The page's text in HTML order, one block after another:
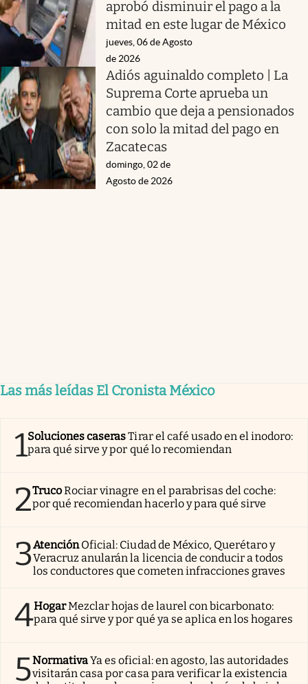
aprobó disminuir el pago a la
mitad en este lugar de México
jueves, 06 de Agosto
de 2026
Adiós aguinaldo completo | La
Suprema Corte aprueba un
cambio que deja a pensionados
con solo la mitad del pago en
Zacatecas
domingo, 02 de
Agosto de 2026
Las más leídas El Cronista México
1Soluciones caserasTirar el café usado en el inodoro:
para qué sirve y por qué lo recomiendan
2TrucoRociar vinagre en el parabrisas del coche:
por qué recomiendan hacerlo y para qué sirve
3AtenciónOficial: Ciudad de México, Querétaro y
Veracruz anularán la licencia de conducir a todos
los conductores que cometen infracciones graves
4HogarMezclar hojas de laurel con bicarbonato:
para qué sirve y por qué ya se aplica en los hogares
5NormativaYa es oficial: en agosto, las autoridades
visitarán casa por casa para verificar la existencia